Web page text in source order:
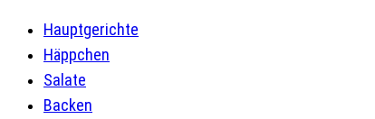
Hauptgerichte
Häppchen
Salate
Backen